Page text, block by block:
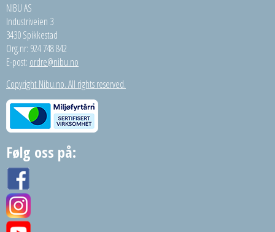
NIBU AS
Industriveien 3
3430 Spikkestad
Org.nr: 924 748 842
E-post: ordre@nibu.no
Copyright Nibu.no. All rights reserved.
Følg oss på: